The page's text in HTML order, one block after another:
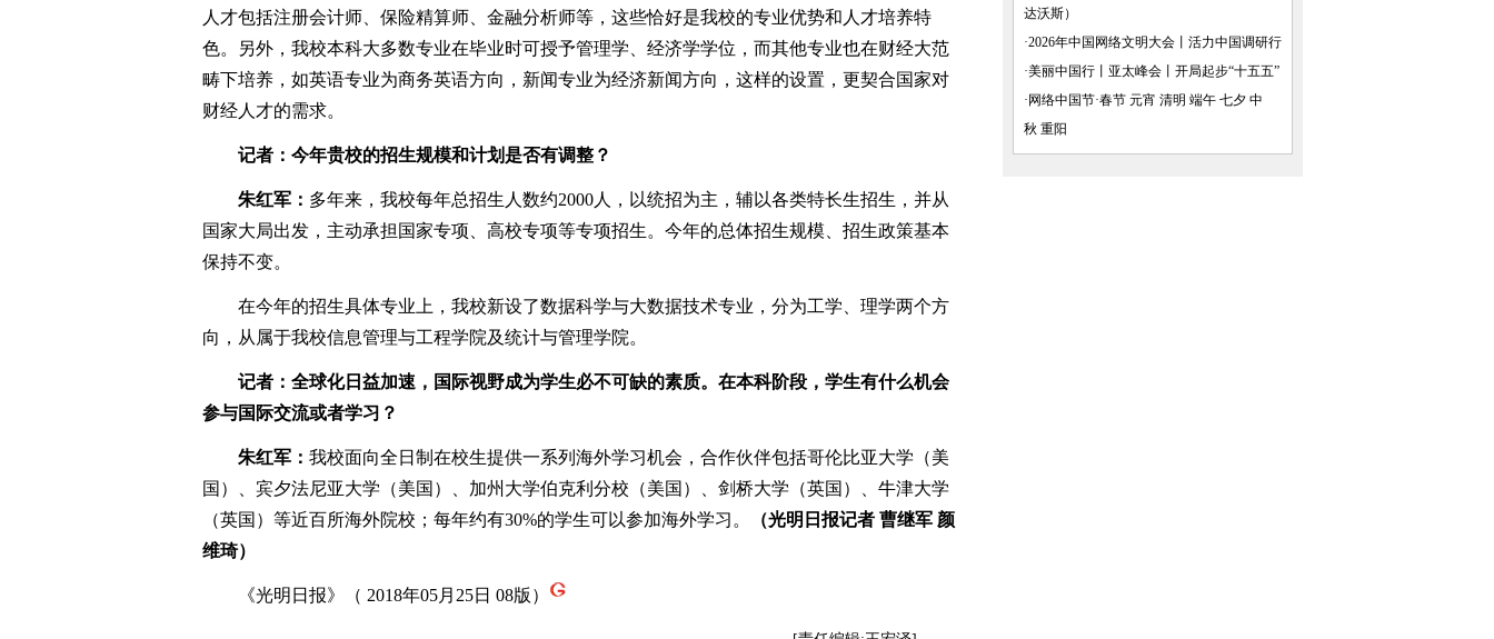
人才包括注册会计师、保险精算师、金融分析师等，这些恰好是我校的专业优势和人才培养特
色。另外，我校本科大多数专业在毕业时可授予管理学、经济学学位，而其他专业也在财经大范
畴下培养，如英语专业为商务英语方向，新闻专业为经济新闻方向，这样的设置，更契合国家对
财经人才的需求。
记者：今年贵校的招生规模和计划是否有调整？
朱红军： 多年来，我校每年总招生人数约2000人，以统招为主，辅以各类特长生招生，并从
国家大局出发，主动承担国家专项、高校专项等专项招生。今年的总体招生规模、招生政策基本
保持不变。
在今年的招生具体专业上，我校新设了数据科学与大数据技术专业，分为工学、理学两个方
向，从属于我校信息管理与工程学院及统计与管理学院。
记者：全球化日益加速，国际视野成为学生必不可缺的素质。在本科阶段，学生有什么机会
参与国际交流或者学习？
朱红军： 我校面向全日制在校生提供一系列海外学习机会，合作伙伴包括哥伦比亚大学（美
国）、宾夕法尼亚大学（美国）、加州大学伯克利分校（美国）、剑桥大学（英国）、牛津大学
（英国）等近百所海外院校；每年约有30%的学生可以参加海外学习。
（光明日报记者 曹继军 颜
维琦）
《光明日报》（ 2018年05月25日 08版）
达沃斯）
·2026年中国网络文明大会
活力中国调研行
·美丽中国行 亚太峰会
开局起步“十五五”
· 网络中国节·春节 元宵 清明 端午 七夕 中
秋 重阳